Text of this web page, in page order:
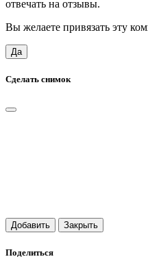
отвечать на отзывы.
Вы желаете привязать эту
Да
Сделать снимок
Добавить Закрыть
Поделиться